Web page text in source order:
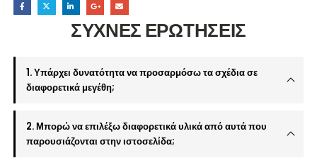
ΣΥΧΝΕΣ ΕΡΩΤΗΣΕΙΣ
1. Υπάρχει δυνατότητα να προσαρμόσω τα σχέδια σε
διαφορετικά μεγέθη;
2. Μπορώ να επιλέξω διαφορετικά υλικά από αυτά που
παρουσιάζονται στην ιστοσελίδα;